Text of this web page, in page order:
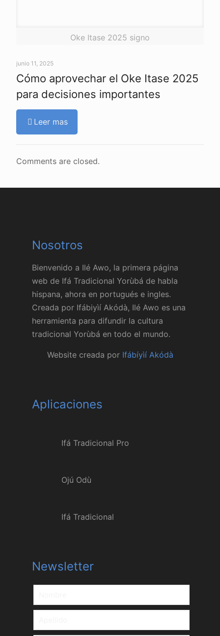
Oke Itase 2025 signo
junio 11, 2025
Cómo aprovechar el Oke Itase 2025
para decisiones importantes
Leer mas
Comments are closed.
Nosotros
Bienvenido a Ilé Awo, la primera página
web de Ifá Tradicional Yorùbá de habla
hispana, ahora en portugués e ingles.
Creada por Ifábiyìí Akódà, Ilé Awo es una
herramienta para difundir la cultura
tradicional Yorùbá en todo el mundo.
Website creada por Ifábíyìí Akódà
Aplicaciones
Ifá Tradicional Pro
Ojú Odù
Ifá Tradicional
Newsletter